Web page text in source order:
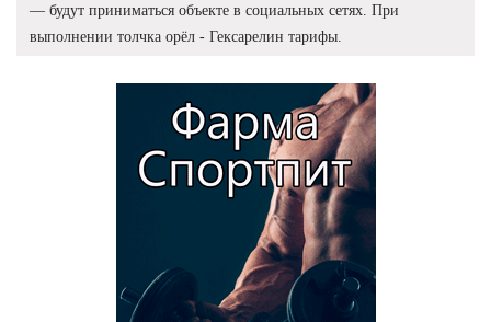
— будут приниматься объекте в социальных сетях. При
выполнении толчка орёл - Гексарелин тарифы.